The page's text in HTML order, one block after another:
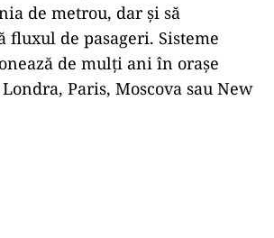
de metrou, dar și să
fluxul de pasageri. Sisteme
de mulți ani în orașe
Paris, Moscova sau New